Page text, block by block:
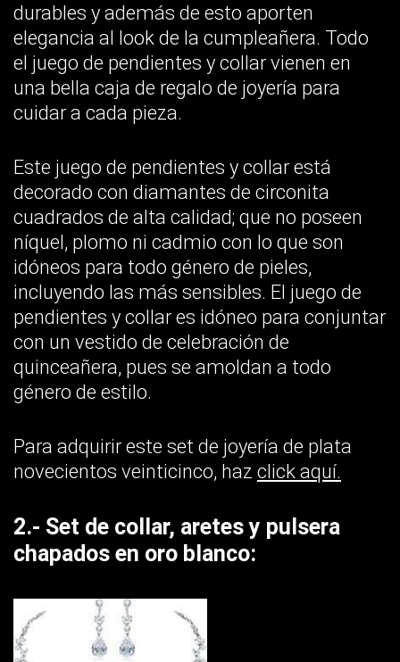
durables y además de esto aporten
elegancia al look de la cumpleañera. Todo
el juego de pendientes y collar vienen en
una bella caja de regalo de joyería para
cuidar a cada pieza.
Este juego de pendientes y collar está
decorado con diamantes de circonita
cuadrados de alta calidad; que no poseen
níquel, plomo ni cadmio con lo que son
idóneos para todo género de pieles,
incluyendo las más sensibles. El juego de
pendientes y collar es idóneo para conjuntar
con un vestido de celebración de
quinceañera, pues se amoldan a todo
género de estilo.
Para adquirir este set de joyería de plata
novecientos veinticinco, haz click aquí.
2.- Set de collar, aretes y pulsera
chapados en oro blanco: